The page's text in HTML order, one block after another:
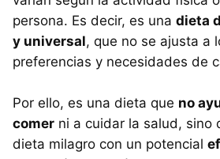
persona. Es decir, es una dieta
y universal, que no se ajusta a
preferencias y necesidades de
Por ello, es una dieta que no
comer ni a cuidar la salud, sino
dieta milagro con un potencial